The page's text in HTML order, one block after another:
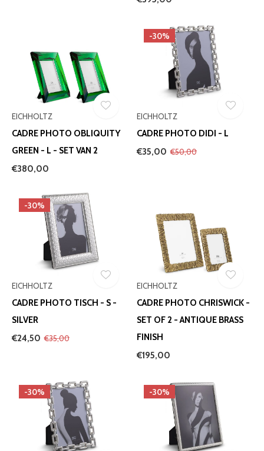
EICHHOLTZ
CADRE PHOTO OBLIQUITY
GREEN - L - SET VAN 2
€380,00
-30%
EICHHOLTZ
CADRE PHOTO DIDI - L
€35,00 €50,00
-30%
EICHHOLTZ
CADRE PHOTO TISCH - S -
SILVER
€24,50 €35,00
EICHHOLTZ
CADRE PHOTO CHRISWICK -
SET OF 2 - ANTIQUE BRASS
FINISH
€195,00
-30% -30%